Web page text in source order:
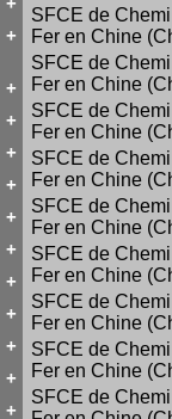
SFCE de
Fer en Chine
SFCE de
Fer en Chine
SFCE de
Fer en Chine
SFCE de
Fer en Chine
SFCE de
Fer en Chine
SFCE de
Fer en Chine
SFCE de
Fer en Chine
SFCE de
Fer en Chine
SFCE de